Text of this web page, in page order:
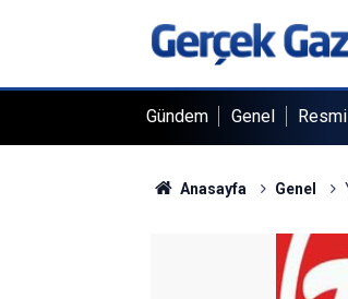
Gündem Genel
Anasayfa Genel